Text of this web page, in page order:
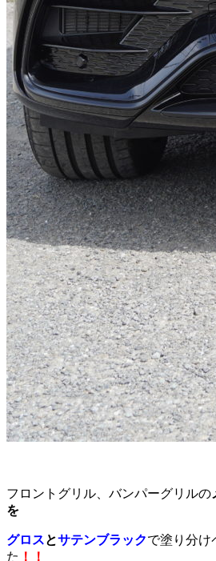
フロントグリル、バンパーグリルの
を
グロスとサテンブラックで塗り分け
た ！！